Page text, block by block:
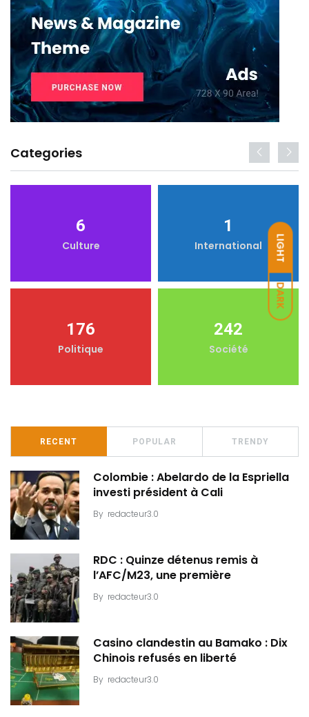
LIGHT
DARK
Categories
6
Culture
1
International
176
Politique
242
Société
RECENT POPULAR TRENDY
Colombie : Abelardo de la Espriella
investi président à Cali
By redacteur3.0
RDC : Quinze détenus remis à
l’AFC/M23, une première
By redacteur3.0
Casino clandestin au Bamako : Dix
Chinois refusés en liberté
By redacteur3.0